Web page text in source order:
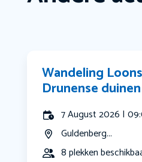
Wandeling
Drunense duinen
7 August 2026 |
Guldenberg...
8 plekken